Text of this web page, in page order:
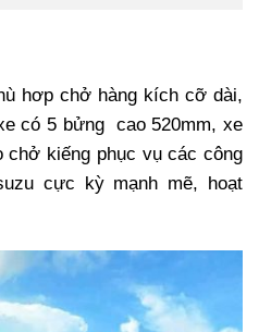
hơp chở hàng kích cỡ dài,
có 5 bửng cao 520mm, xe
chở kiếng phục vụ các công
cực kỳ mạnh mẽ, hoạt